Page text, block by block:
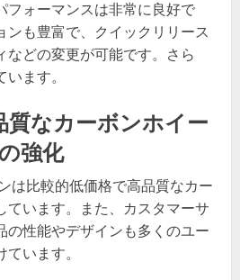
フォーマンスは非常に良好で
ンも豊富で、クイックリリース
などの変更が可能です。さら
ます。
質なカーボンホイー
強化
は比較的低価格で高品質なカー
ています。また、カスタマーサ
の性能やデザインも多くのユー
います。